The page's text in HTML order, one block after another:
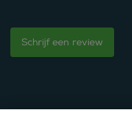
Schrijf een review